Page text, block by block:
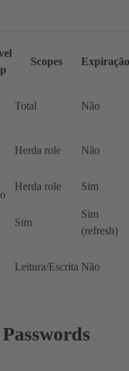
Scopes Expiração
Total Não
Herda role Não
Herda role Sim
Sim
Sim
(refresh)
Leitura/Escrita Não